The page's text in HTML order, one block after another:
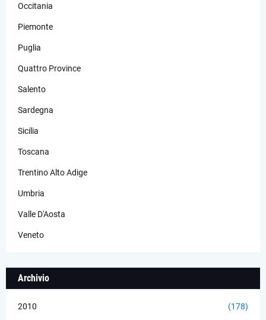
Occitania
Piemonte
Puglia
Quattro Province
Salento
Sardegna
Sicilia
Toscana
Trentino Alto Adige
Umbria
Valle D'Aosta
Veneto
Archivio
2010 (178)